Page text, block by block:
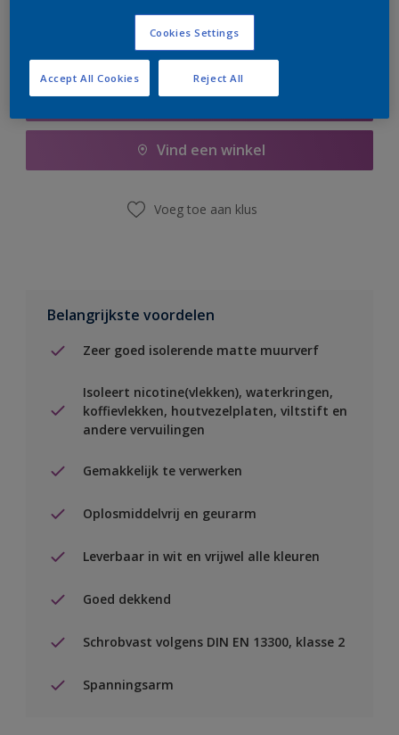
Boodschappenlijst
Vind een winkel
Voeg toe aan klus
Belangrijkste voordelen
Zeer goed isolerende matte muurverf
Isoleert nicotine(vlekken), waterkringen,
koffievlekken, houtvezelplaten, viltstift en
andere vervuilingen
Gemakkelijk te verwerken
Oplosmiddelvrij en geurarm
Leverbaar in wit en vrijwel alle kleuren
Goed dekkend
Schrobvast volgens DIN EN 13300, klasse 2
Spanningsarm
Cookies Settings
Reject All
Accept All Cookies